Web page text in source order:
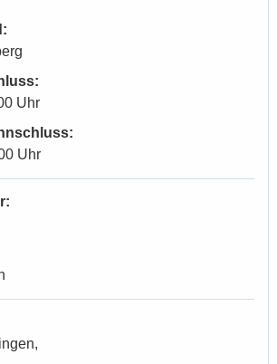
Uhr
Uhr